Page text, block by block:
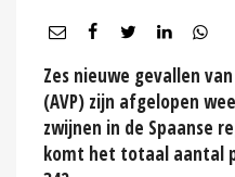
Zes nieuwe gevallen
(AVP) zijn afgelopen
zwijnen in de Spaanse
komt het totaal aantal